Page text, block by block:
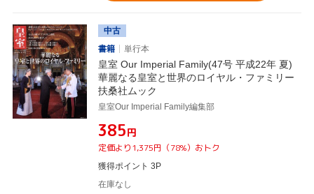
中古
書籍
単行本
皇室 Our Imperial Family(47号 平成22年 夏)
華麗なる皇室と世界のロイヤル・ファミリー
扶桑社ムック
皇室Our Imperial Family編集部
¥385円
定価より1,375円（78%）おトク
獲得ポイント 3P
在庫なし